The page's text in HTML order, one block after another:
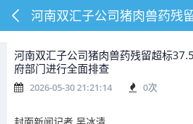
河南双汇子公司猪肉兽药残留超标
府部门进行全面排查
2026-05-30 21:21:14 0次